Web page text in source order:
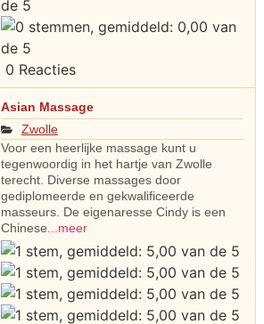
0 Reacties
Asian Massage
Zwolle
Voor een heerlijke massage kunt u
tegenwoordig in het hartje van Zwolle
terecht. Diverse massages door
gediplomeerde en gekwalificeerde
masseurs. De eigenaresse Cindy is een
Chinese ...meer